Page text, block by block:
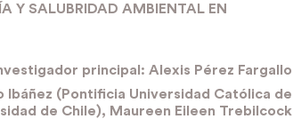
Y SALUBRIDAD AMBIENTAL EN
principal: Alexis Pérez Fargallo
(Pontificia Universidad Católica de
de Chile), Maureen Eileen Trebilcock